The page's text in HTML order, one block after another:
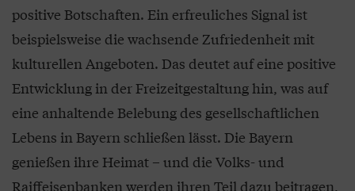
positive Botschaften. Ein erfreuliches Signal ist
beispielsweise die wachsende Zufriedenheit mit
kulturellen Angeboten. Das deutet auf eine positive
Entwicklung in der Freizeitgestaltung hin, was auf
eine anhaltende Belebung des gesellschaftlichen
Lebens in Bayern schließen lässt. Die Bayern
genießen ihre Heimat – und die Volks- und
Raiffeisenbanken werden ihren Teil dazu beitragen,